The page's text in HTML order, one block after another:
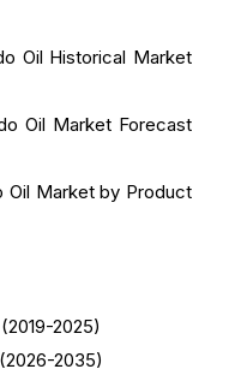
Historical Market
Oil Market Forecast
Market by Product
2025)
2035)